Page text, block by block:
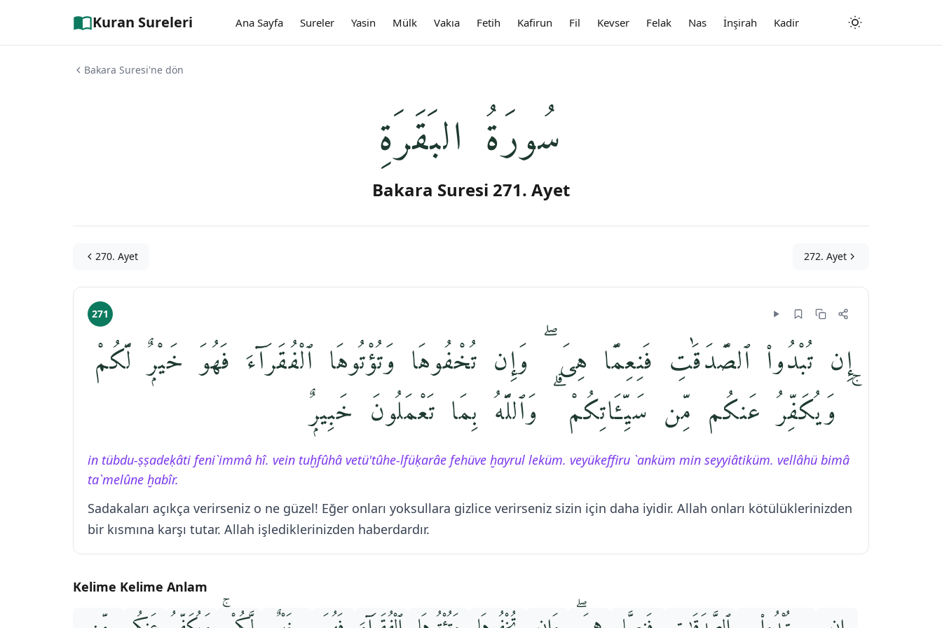
Kuran Sureleri Ana Sayfa Sureler Yasin Mülk Vakıa Fetih Kafirun Fil Kevser Felak Nas İnşirah Kadir
Bakara Suresi'ne dön
سُورَةُ البَقَرَةِ
Bakara Suresi 271. Ayet
270. Ayet 272. Ayet
271
إِن تُبْدُوا۟ ٱلصَّدَقَٰتِ فَنِعِمَّا هِىَ ۖ وَإِن تُخْفُوهَا وَتُؤْتُوهَا ٱلْفُقَرَآءَ فَهُوَ خَيْرٌۭ لَّكُمْ
ۚ وَيُكَفِّرُ عَنكُم مِّن سَيِّـَٔاتِكُمْ ۗ وَٱللَّهُ بِمَا تَعْمَلُونَ خَبِيرٌۭ
in tübdu-ṣṣadeḳâti feni`immâ hî. vein tuḫfûhâ vetü'tûhe-lfüḳarâe fehüve ḫayrul leküm. veyükeffiru `anküm min seyyiâtiküm. vellâhü bimâ
ta`melûne ḫabîr.
Sadakaları açıkça verirseniz o ne güzel! Eğer onları yoksullara gizlice verirseniz sizin için daha iyidir. Allah onları kötülüklerinizden
bir kısmına karşı tutar. Allah işlediklerinizden haberdardır.
Kelime Kelime Anlam